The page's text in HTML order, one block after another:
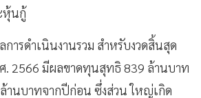
หุ้นกู้
ดำเนินงานรวม สำหรับงวดสิ้นสุด
. 2566 มีผลขาดทุนสุทธิ 839 ล้านบาท
านบาทจากปีก่อน ซึ่งส่วน ใหญ่เกิด